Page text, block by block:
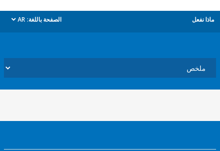
الصفحة باللغة: AR
dropdown